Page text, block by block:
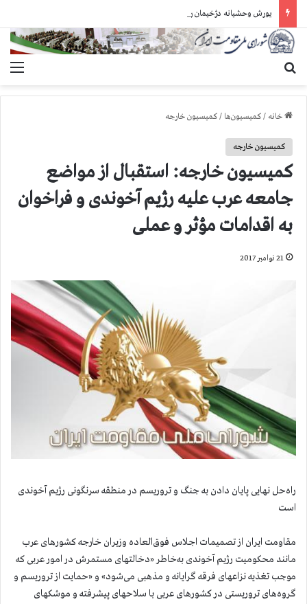
خانه /کمیسیون‌ها /کمیسیون خارجه
کمیسیون خارجه
کمیسیون خارجه: استقبال از مواضع
جامعه عرب علیه رژیم آخوندی و فراخوان
به اقدامات مؤثر و عملی
21 نوامبر 2017
راه‌حل نهایی پایان دادن به جنگ و تروریسم در منطقه سرنگونی رژیم آخوندی
است
مقاومت ایران از تصمیمات اجلاس فوق‌العاده وزیران خارجه کشورهای عرب
مانند محکومیت رژیم آخوندی به‌خاطر «دخالتهای مستمرش در امور عربی که
موجب تغذیه نزاعهای فرقه‌ گرایانه و مذهبی می‌شود» و «حمایت از تروریسم و
گروه‌های تروریستی در کشورهای عربی با سلاحهای پیشرفته و موشکهای